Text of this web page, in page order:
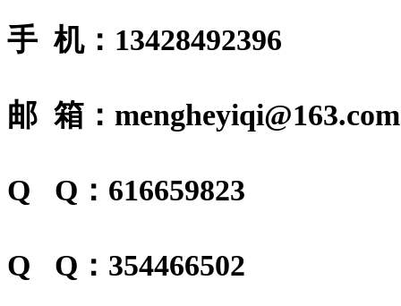
手 机：13428492396
邮 箱：mengheyiqi@163.com
Q Q：616659823
Q Q：354466502